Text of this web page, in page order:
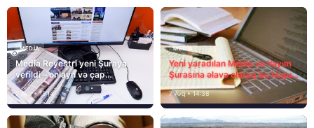
MEDİA
Media Reyestri yeni Şuraya
verildi – onlayn və çap
mediasını nə gözləyir?
7 Avq • 15:14
MEDİA
Yeni yaradılan Media və Yayım
Şurasına əlavə olaraq bu hüquq
və vəzifələr də verilib
7 Avq • 14:38